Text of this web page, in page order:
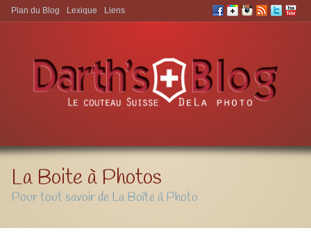
Aller à:
Plan du Blog Lexique Liens
La Boite à Photos
Pour tout savoir de La Boîte à Photo